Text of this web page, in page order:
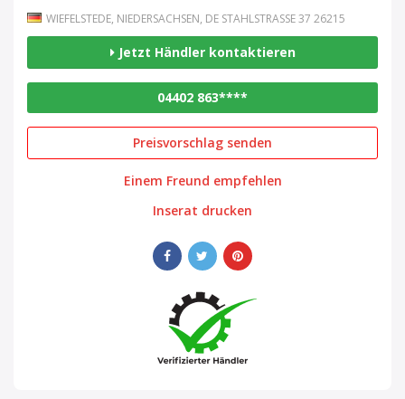
WIEFELSTEDE, NIEDERSACHSEN, DE STAHLSTRASSE 37 26215
Jetzt Händler kontaktieren
04402 863****
Preisvorschlag senden
Einem Freund empfehlen
Inserat drucken